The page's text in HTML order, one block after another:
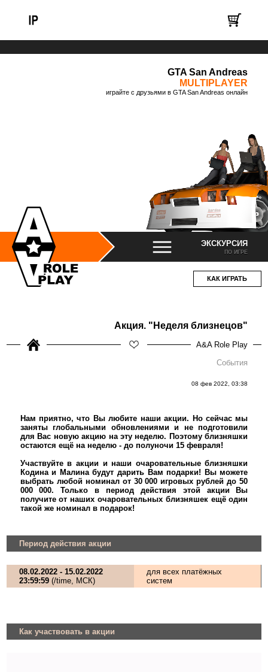
GTA San Andreas
MULTIPLAYER
играйте с друзьями в GTA San Andreas онлайн
ЭКСКУРСИЯ
ПО ИГРЕ
КАК ИГРАТЬ
Акция. "Неделя близнецов"
A&A Role Play
События
08 фев 2022, 03:38
Нам приятно, что Вы любите наши акции. Но сейчас мы
заняты глобальными обновлениями и не подготовили
для Вас новую акцию на эту неделю. Поэтому близняшки
остаются ещё на неделю - до полуночи 15 февраля!
Участвуйте в акции и наши очаровательные близняшки
Кодина и Малина будут дарить Вам подарки! Вы можете
выбрать любой номинал от 30 000 игровых рублей до 50
000 000. Только в период действия этой акции Вы
получите от наших очаровательных близняшек ещё один
такой же номинал в подарок!
Период действия акции
08.02.2022 - 15.02.2022
23:59:59 (/time, МСК)
для всех платёжных
систем
Как участвовать в акции